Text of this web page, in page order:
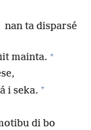
nan ta disparsé
mainta. +
i seka. +
di bo